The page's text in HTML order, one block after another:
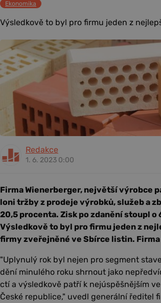
Ekonomika
Výsledkově to byl pro firmu jeden z
Redakce
1. 6. 2023 0:00
Firma Wienerberger, největší výrobce
loni tržby z prodeje výrobků, služeb a
20,5 procenta. Zisk po zdanění stoupl o
Výsledkově to byl pro firmu jeden z
firmy zveřejněné ve Sbírce listin.
"Uplynulý rok byl nejen pro segment
dění minulého roku shrnout jako
ctí a výsledkově patří k nejúspěšnějším
České republice," uvedl generální ředitel